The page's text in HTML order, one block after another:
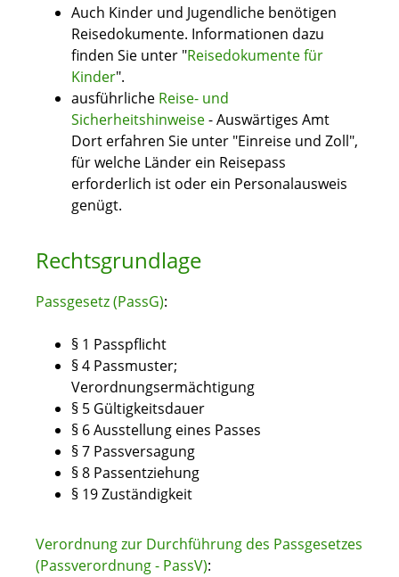
Auch Kinder und Jugendliche benötigen
Reisedokumente. Informationen dazu
finden Sie unter "Reisedokumente für
Kinder".
ausführliche Reise- und
Sicherheitshinweise- Auswärtiges Amt
Dort erfahren Sie unter "Einreise und Zoll",
für welche Länder ein Reisepass
erforderlich ist oder ein Personalausweis
genügt.
Rechtsgrundlage
Passgesetz (PassG):
§ 1 Passpflicht
§ 4 Passmuster;
Verordnungsermächtigung
§ 5 Gültigkeitsdauer
§ 6 Ausstellung eines Passes
§ 7 Passversagung
§ 8 Passentziehung
§ 19 Zuständigkeit
Verordnung zur Durchführung des Passgesetzes
(Passverordnung - PassV):